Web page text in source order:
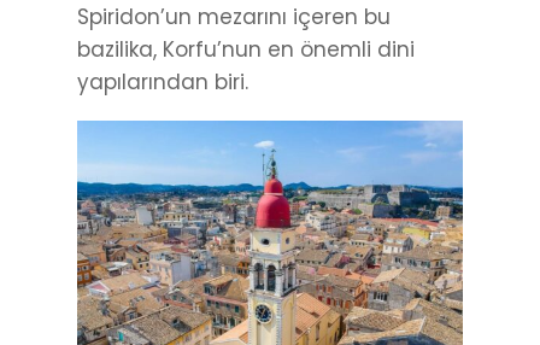
Spiridon’un mezarını içeren bu
bazilika, Korfu’nun en önemli dini
yapılarından biri.